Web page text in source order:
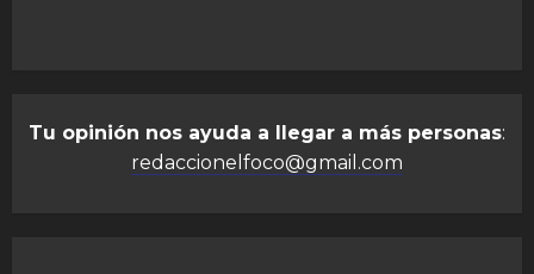
Tu opinión nos ayuda a llegar a más personas:
redaccionelfoco@gmail.com